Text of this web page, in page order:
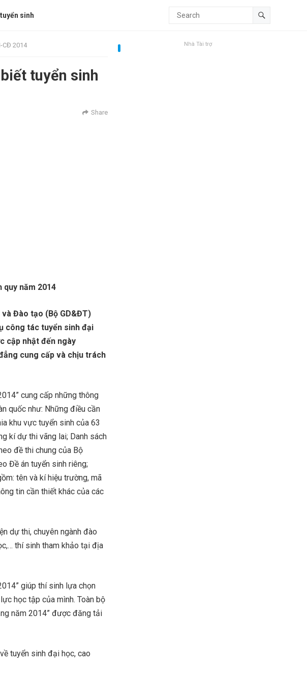
sinh
CĐ 2014
tuyển sinh
Share
quy năm 2014
và Đào tạo (Bộ GD&ĐT)
công tác tuyển sinh đại
cập nhật đến ngày
cung cấp và chịu trách
cung cấp những thông
quốc như: Những điều cần
khu vực tuyển sinh của 63
kí dự thi vãng lai; Danh sách
đề thi chung của Bộ
Đề án tuyển sinh riêng;
tên và kí hiệu trường, mã
tin cần thiết khác của các
dự thi, chuyên ngành đào
thí sinh tham khảo tại địa
giúp thí sinh lựa chọn
học tập của mình. Toàn bộ
năm 2014” được đăng tải
tuyển sinh đại học, cao
Nhà Tài trợ